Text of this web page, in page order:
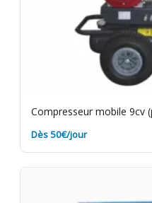
Compresseur mobile 9cv
Dès 50€/jour